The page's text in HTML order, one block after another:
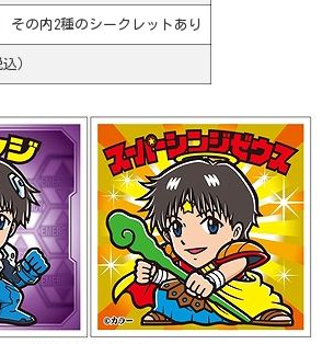
その内2種のシークレットあり
）